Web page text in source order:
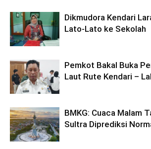
Dikmudora Kendari
Lato-Lato ke Sekolah
Pemkot Bakal Buka
Laut Rute Kendari –
BMKG: Cuaca Malam
Sultra Diprediksi